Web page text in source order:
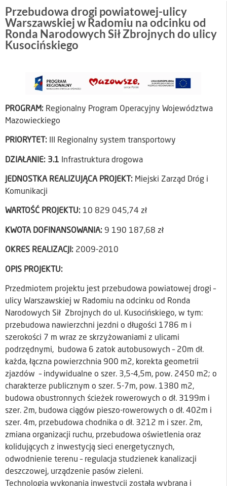
Przebudowa drogi powiatowej-ulicy
Warszawskiej w Radomiu na odcinku od
Ronda Narodowych Sił Zbrojnych do ulicy
Kusocińskiego
PROGRAM: Regionalny Program Operacyjny Województwa
Mazowieckiego
PRIORYTET: III Regionalny system transportowy
DZIAŁANIE: 3.1 Infrastruktura drogowa
JEDNOSTKA REALIZUJĄCA PROJEKT: Miejski Zarząd Dróg i
Komunikacji
WARTOŚĆ PROJEKTU: 10 829 045,74 zł
KWOTA DOFINANSOWANIA: 9 190 187,68 zł
OKRES REALIZACJI: 2009-2010
OPIS PROJEKTU:
Przedmiotem projektu jest przebudowa powiatowej drogi –
ulicy Warszawskiej w Radomiu na odcinku od Ronda
Narodowych Sił Zbrojnych do ul. Kusocińskiego, w tym:
przebudowa nawierzchni jezdni o długości 1786 m i
szerokości 7 m wraz ze skrzyżowaniami z ulicami
podrzędnymi, budowa 6 zatok autobusowych – 20m dł.
każda, łączna powierzchnia 900 m2, korekta geometrii
zjazdów – indywidualne o szer. 3,5-4,5m, pow. 2450 m2; o
charakterze publicznym o szer. 5-7m, pow. 1380 m2,
budowa obustronnych ścieżek rowerowych o dł. 3199m i
szer. 2m, budowa ciągów pieszo-rowerowych o dł. 402m i
szer. 4m, przebudowa chodnika o dł. 3212 m i szer. 2m,
zmiana organizacji ruchu, przebudowa oświetlenia oraz
kolidujących z inwestycją sieci energetycznych,
odwodnienie terenu – regulacja studzienek kanalizacji
deszczowej, urządzenie pasów zieleni.
Technologia wykonania inwestycji została wybrana i